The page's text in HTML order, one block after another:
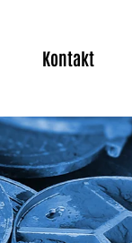
Kontakt